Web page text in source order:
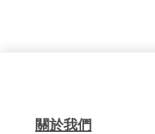
關於我們